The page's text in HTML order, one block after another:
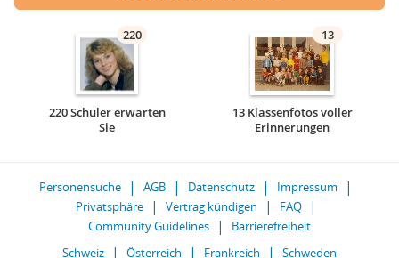
220
220 Schüler erwarten
Sie
13
13 Klassenfotos voller
Erinnerungen
Personensuche AGB Datenschutz
Impressum
Privatsphäre
Vertrag kündigen
FAQ
Community Guidelines
Barrierefreiheit
Schweiz
Österreich Frankreich Schweden